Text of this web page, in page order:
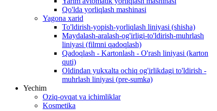
Qo'lda yorliqlash mashinasi
Yagona xarid
To'ldirish-yopish-yorliqlash liniyasi (shisha)
Maydalash-aralash-og'irligi-to'ldirish-muhrlash
liniyasi (filmni qadoqlash)
Qadoqlash - Kartonlash - O'rash liniyasi (karton
quti)
Oldindan yukxalta ochiq og'irlikdagi to'ldirish -
muhrlash liniyasi (pre-sumka)
Yechim
Oziq-ovqat va ichimliklar
Kosmetika